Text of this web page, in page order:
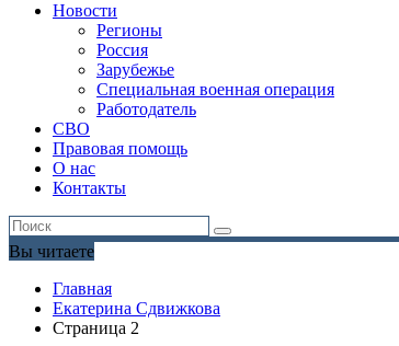
Новости
Регионы
Россия
Зарубежье
Специальная военная операция
Работодатель
СВО
Правовая помощь
О нас
Контакты
Вы читаете
Главная
Екатерина Сдвижкова
Страница 2